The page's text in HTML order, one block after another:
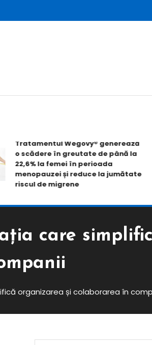
Tratamentul Wegovy® generează
o scădere în greutate de până la
22,6% la femei în perioada
menopauzei și reduce la jumătate
riscul de migrene
care
organizarea și colaborarea în